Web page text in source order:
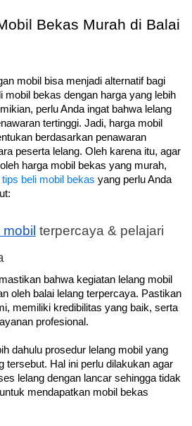
Bekas Murah di Balai
mobil bisa menjadi alternatif bagi
mobil bekas dengan harga yang lebih
perlu Anda ingat bahwa lelang
tertinggi. Jadi, harga mobil
berdasarkan penawaran
peserta lelang. Oleh karena itu, agar
harga mobil bekas yang murah,
tips beli mobil bekas yang perlu Anda
terpercaya & pelajari
bahwa kegiatan lelang mobil
oleh balai lelang terpercaya. Pastikan
memiliki kredibilitas yang baik, serta
profesional.
dahulu prosedur lelang mobil yang
tersebut. Hal ini perlu dilakukan agar
lelang dengan lancar sehingga tidak
mendapatkan mobil bekas